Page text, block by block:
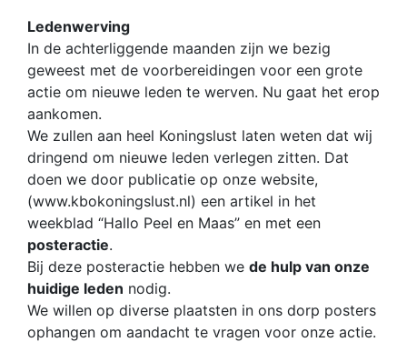
Ledenwerving
In de achterliggende maanden zijn we bezig
geweest met de voorbereidingen voor een grote
actie om nieuwe leden te werven. Nu gaat het erop
aankomen.
We zullen aan heel Koningslust laten weten dat wij
dringend om nieuwe leden verlegen zitten. Dat
doen we door publicatie op onze website,
(www.kbokoningslust.nl) een artikel in het
weekblad “Hallo Peel en Maas” en met een
posteractie.
Bij deze posteractie hebben we de hulp van onze
huidige leden nodig.
We willen op diverse plaatsten in ons dorp posters
ophangen om aandacht te vragen voor onze actie.